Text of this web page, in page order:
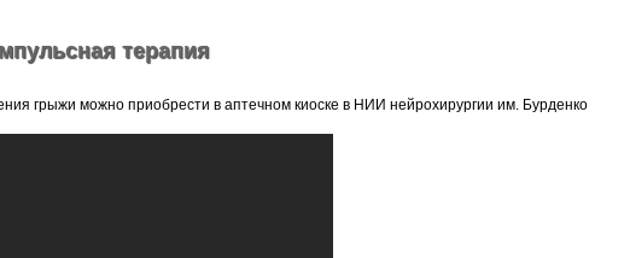
терапия
грыжи можно приобрести в аптечном киоске в НИИ нейрохирургии им. Бурденко